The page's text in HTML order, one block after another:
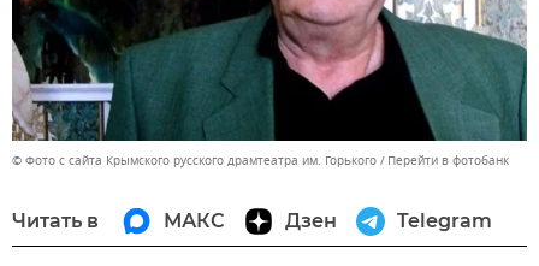
© Фото с сайта Крымского русского драмтеатра им. Горького Перейти в фотобанк
Читать в МАКС Дзен Telegram